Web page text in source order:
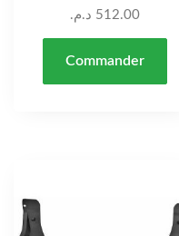
512.00 د.م.
Commander